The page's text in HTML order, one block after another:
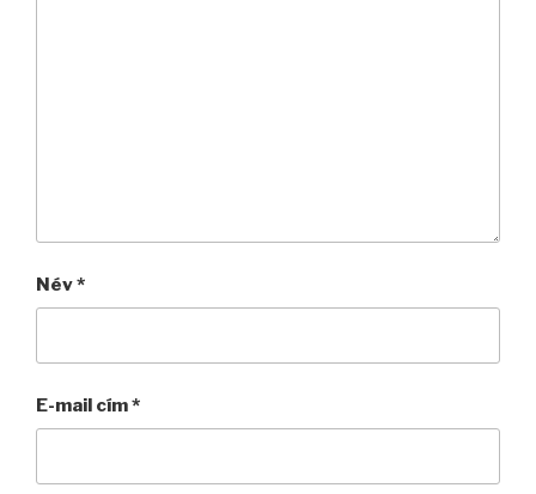
Név*
E-mail cím*